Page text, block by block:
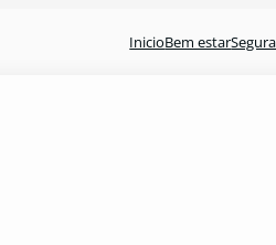
InicioBem estar